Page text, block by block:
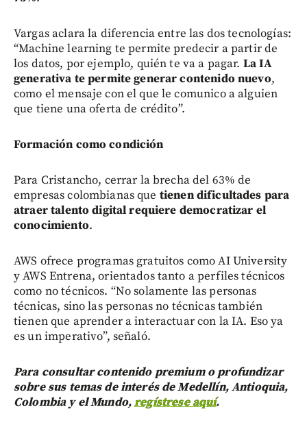
Vargas aclara la diferencia entre las dos tecnologías:
“Machine learning te permite predecir a partir de
los datos, por ejemplo, quién te va a pagar. La IA
generativa te permite generar contenido nuevo,
como el mensaje con el que le comunico a alguien
que tiene una oferta de crédito”.
Formación como condición
Para Cristancho, cerrar la brecha del 63% de
empresas colombianas que tienen dificultades para
atraer talento digital requiere democratizar el
conocimiento.
AWS ofrece programas gratuitos como AI University
y AWS Entrena, orientados tanto a perfiles técnicos
como no técnicos. “No solamente las personas
técnicas, sino las personas no técnicas también
tienen que aprender a interactuar con la IA. Eso ya
es un imperativo”, señaló.
Para consultar contenido premium o profundizar
sobre sus temas de interés de Medellín, Antioquia,
Colombia y el Mundo,regístrese aquí.